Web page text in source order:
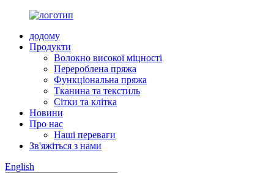
додому
Продукти
Волокно високої міцності
Перероблена пряжа
Функціональна пряжа
Тканина та текстиль
Сітки та клітка
Новини
Про нас
Наші переваги
Зв'яжіться з нами
English